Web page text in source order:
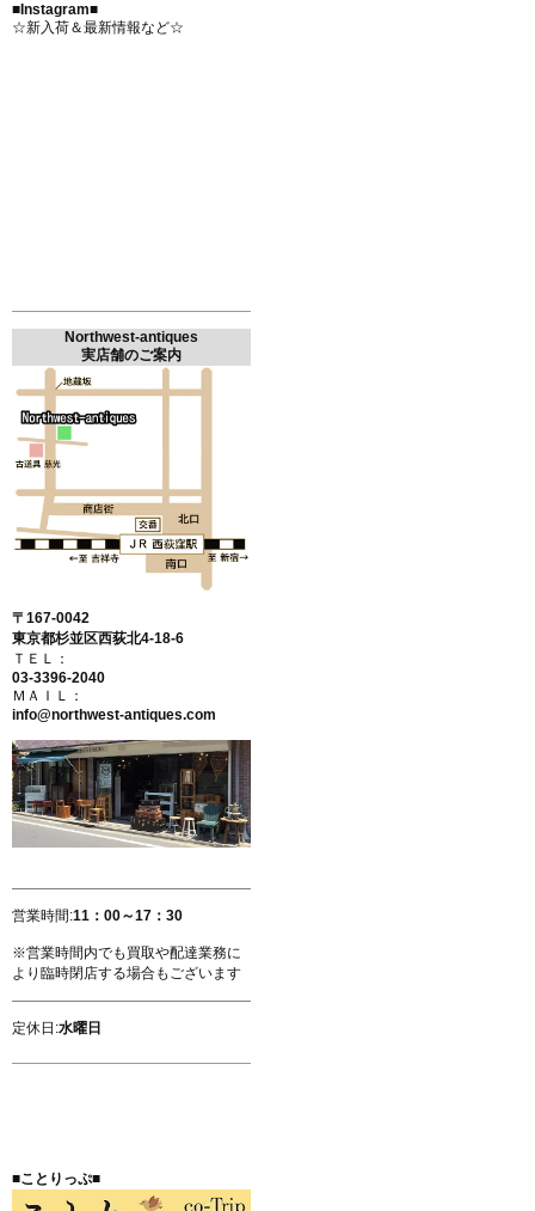
■Instagram■
☆新入荷＆最新情報など☆
Northwest-antiques
実店舗のご案内
〒167-0042
東京都杉並区西荻北4-18-6
ＴＥＬ：
03-3396-2040
ＭＡＩＬ：
info@northwest-antiques.com
営業時間:11：00～17：30
※営業時間内でも買取や配達業務に
より臨時閉店する場合もございます
定休日:水曜日
■ことりっぷ■